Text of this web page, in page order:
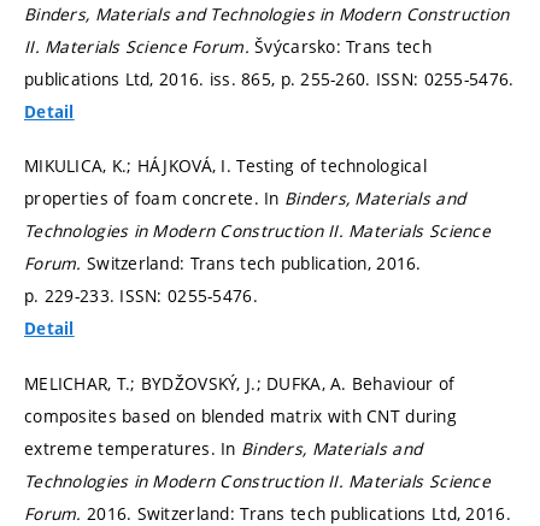
Binders, Materials and Technologies in Modern Construction
II. Materials Science Forum.Švýcarsko: Trans tech
publications Ltd, 2016. iss. 865, p. 255-260. ISSN: 0255-5476.
Detail
MIKULICA, K.; HÁJKOVÁ, I. Testing of technological
properties of foam concrete. In Binders, Materials and
Technologies in Modern Construction II. Materials Science
Forum. Switzerland: Trans tech publication, 2016.
p. 229-233. ISSN: 0255-5476.
Detail
MELICHAR, T.; BYDŽOVSKÝ, J.; DUFKA, A. Behaviour of
composites based on blended matrix with CNT during
extreme temperatures. In Binders, Materials and
Technologies in Modern Construction II. Materials Science
Forum. 2016. Switzerland: Trans tech publications Ltd, 2016.